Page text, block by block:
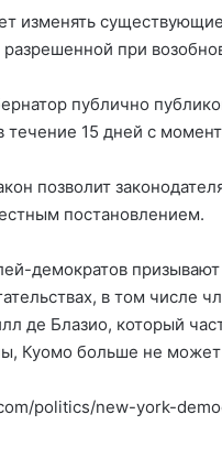
изменять
при
публично
15 дней с
позволит
постановлением.
демократов призывают
в том числе
де Блазио, который
Куомо больше не может
politics/new-york-